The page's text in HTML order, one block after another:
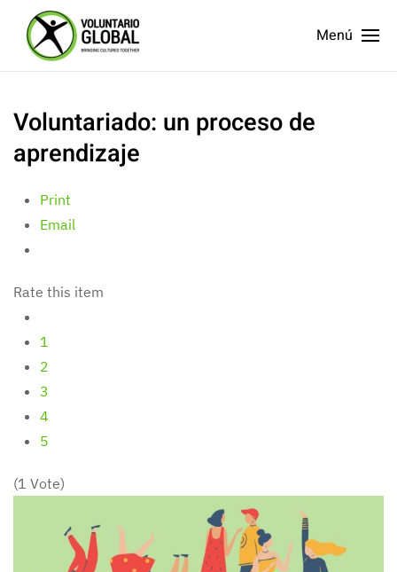
Menú
Voluntariado: un proceso de
aprendizaje
Print
Email
Rate this item
1
2
3
4
5
(1 Vote)